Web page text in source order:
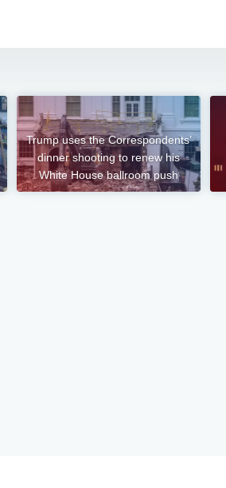
Trump uses the Correspondents’
dinner shooting to renew his
White House ballroom push